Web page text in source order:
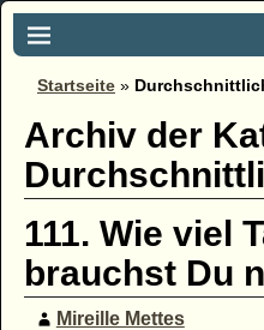
Startseite »
Archiv der
111. Wie viel
brauchst Du
Mireille Mettes